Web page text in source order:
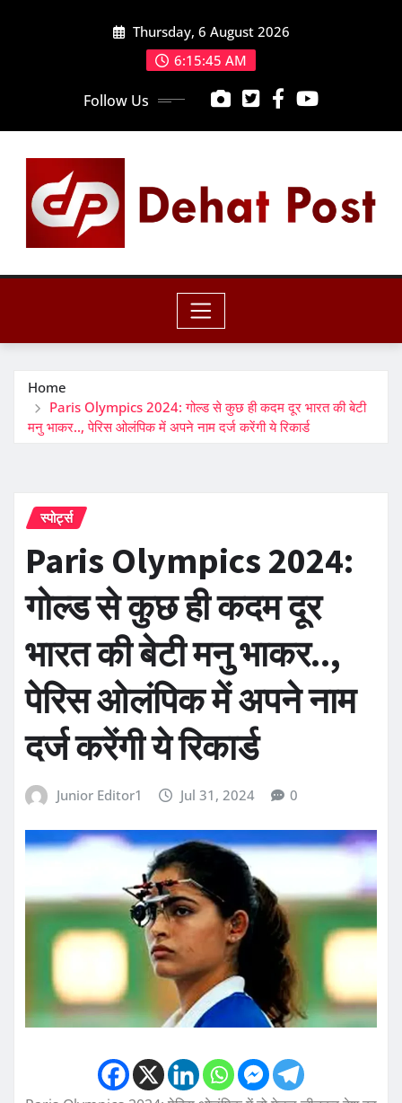
Thursday, 6 August 2026
6:15:47 AM
Follow Us
Home
Paris Olympics 2024: गोल्ड से कुछ ही कदम दूर भारत की बेटी
मनु भाकर.., पेर‍िस ओलंप‍िक में अपने नाम दर्ज करेंगी ये रिकार्ड
स्पोर्ट्स
Paris Olympics 2024:
गोल्ड से कुछ ही कदम दूर
भारत की बेटी मनु भाकर..,
पेर‍िस ओलंप‍िक में अपने नाम
दर्ज करेंगी ये रिकार्ड
Junior Editor1 Jul 31, 2024 0